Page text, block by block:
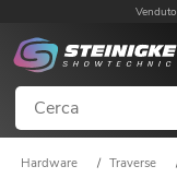
Hardware / Traverse